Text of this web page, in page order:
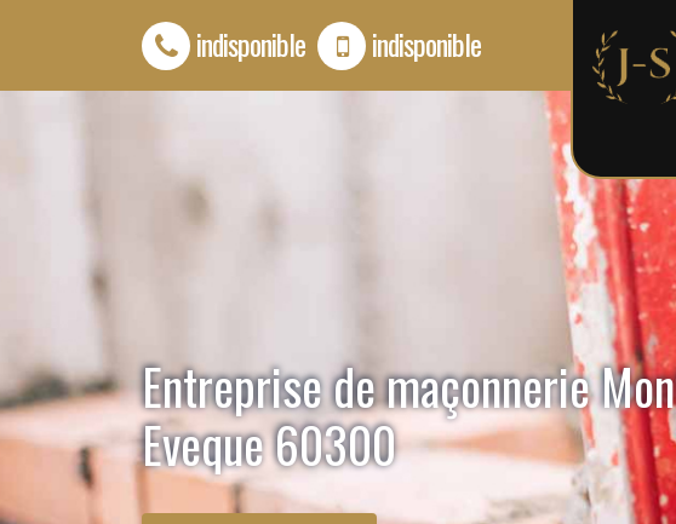
indisponible indisponible
Entreprise de maçonnerie
Eveque 60300